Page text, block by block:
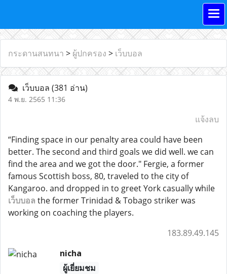
กระดานสนทนา > ผู้ปกครอง > เว็บบอล
เว็บบอล (381 อ่าน)
4 พ.ย. 2565 11:36
แจ้งลบ
“Finding space in our penalty area could have been
better. The second and third goals we did well. we can
find the area and we got the door." Fergie, a former
famous Scottish boss, 80, traveled to the city of
Kangaroo. and dropped in to greet York casually while
เว็บบอล the former Trinidad & Tobago striker was
working on coaching the players.
183.89.49.145
nicha
ผู้เยี่ยมชม